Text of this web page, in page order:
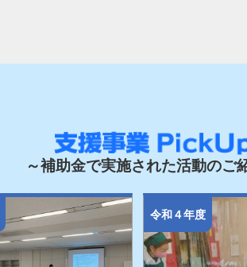
～補助金で実施された活動のご
令和４年度